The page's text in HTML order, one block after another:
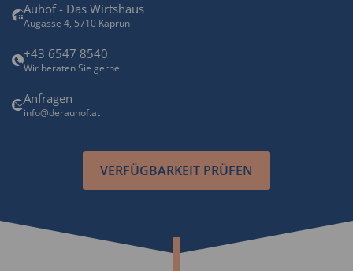
Auhof - Das Wirtshaus
Augasse 4, 5710 Kaprun
+43 6547 8540
Wir beraten Sie gerne
Anfragen
info@derauhof.at
VERFÜGBARKEIT PRÜFEN